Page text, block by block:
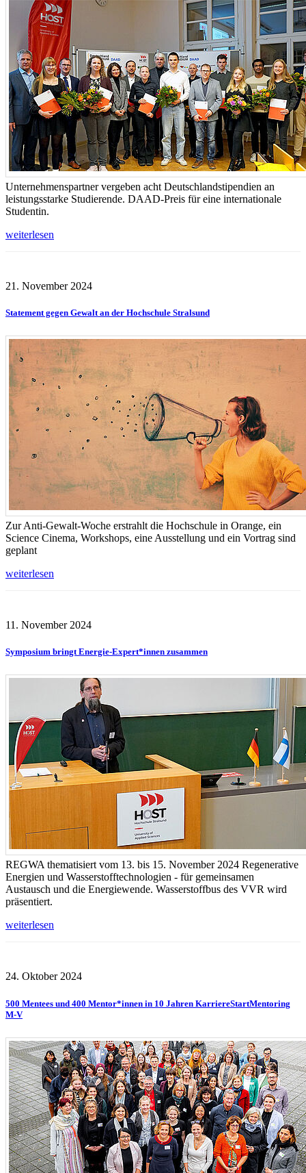
Unternehmenspartner vergeben acht Deutschlandstipendien an
leistungsstarke Studierende. DAAD-Preis für eine internationale
Studentin.
weiterlesen
21. November 2024
Statement gegen Gewalt an der Hochschule Stralsund
Zur Anti-Gewalt-Woche erstrahlt die Hochschule in Orange, ein
Science Cinema, Workshops, eine Ausstellung und ein Vortrag sind
geplant
weiterlesen
11. November 2024
Symposium bringt Energie-Expert*innen zusammen
REGWA thematisiert vom 13. bis 15. November 2024 Regenerative
Energien und Wasserstofftechnologien - für gemeinsamen
Austausch und die Energiewende. Wasserstoffbus des VVR wird
präsentiert.
weiterlesen
24. Oktober 2024
500 Mentees und 400 Mentor*innen in 10 Jahren KarriereStartMentoring
M-V